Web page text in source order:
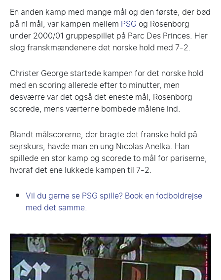
En anden kamp med mange mål og den første, der bød
på ni mål, var kampen mellem PSG og Rosenborg
under 2000/01 gruppespillet på Parc Des Princes. Her
slog franskmændenene det norske hold med 7-2.
Christer George startede kampen for det norske hold
med en scoring allerede efter to minutter, men
desværre var det også det eneste mål, Rosenborg
scorede, mens værterne bombede målene ind.
Blandt målscorerne, der bragte det franske hold på
sejrskurs, havde man en ung Nicolas Anelka. Han
spillede en stor kamp og scorede to mål for pariserne,
hvoraf det ene lukkede kampen til 7-2.
Vil du gerne se PSG spille? Book en fodboldrejse
med det samme.